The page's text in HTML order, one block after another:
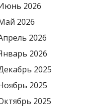
2026
2026
2026
2026
2025
2025
2025